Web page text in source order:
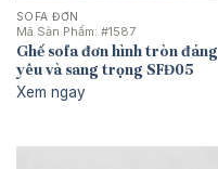
SOFA ĐƠN
Mã Sản Phẩm: #1587
Ghế sofa đơn hình tròn đáng
yêu và sang trọng SFĐ05
Xem ngay